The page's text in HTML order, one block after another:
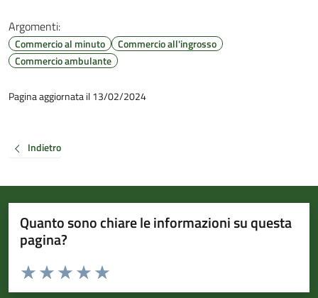
Argomenti:
Commercio al minuto
Commercio all'ingrosso
Commercio ambulante
Pagina aggiornata il 13/02/2024
Indietro
Quanto sono chiare le informazioni su questa
pagina?
Valuta da 1 a 5 stelle la pagina
Valuta 5 stelle su 5
Valuta 4 stelle su 5
Valuta 3 stelle su 5
Valuta 2 stelle su 5
Valuta 1 stelle su 5